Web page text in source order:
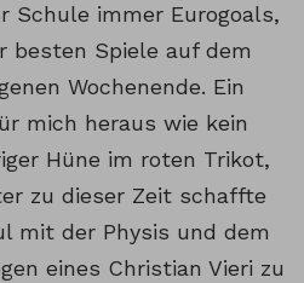
Schule immer Eurogoals,
besten Spiele auf dem
Wochenende. Ein
mich heraus wie kein
Hüne im roten Trikot,
zu dieser Zeit schaffte
mit der Physis und dem
eines Christian Vieri zu